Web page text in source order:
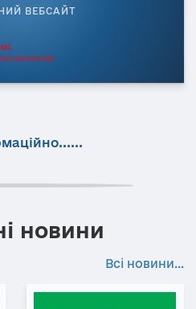
ВЕБСАЙТ
посиланням
новини
Всі новини...